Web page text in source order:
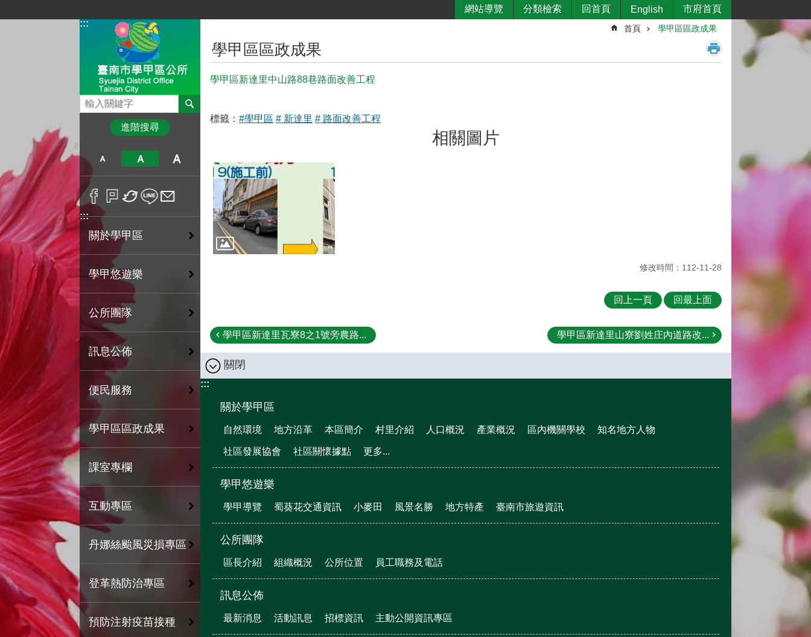
:::
網站導覽 分類檢索 回首頁 English 市府首頁
搜尋
進階搜尋
:::
關於學甲區
學甲悠遊樂
公所團隊
訊息公佈
便民服務
學甲區區政成果
課室專欄
互動專區
丹娜絲颱風災損專區
登革熱防治專區
預防注射疫苗接種
首頁 學甲區區政成果
學甲區區政成果
學甲區新達里中山路88巷路面改善工程
標籤： #學甲區 # 新達里 # 路面改善工程
相關圖片
修改時間：112-11-28
回上一頁 回最上面
學甲區新達里瓦寮8之1號旁農路... 學甲區新達里山寮劉姓庄內道路改...
關閉
:::
關於學甲區
自然環境 地方沿革 本區簡介 村里介紹 人口概況 產業概況 區內機關學校 知名地方人物
社區發展協會 社區關懷據點 更多...
學甲悠遊樂
學甲導覽 蜀葵花交通資訊 小麥田 風景名勝 地方特產 臺南市旅遊資訊
公所團隊
區長介紹 組織概況 公所位置 員工職務及電話
訊息公佈
最新消息 活動訊息 招標資訊 主動公開資訊專區